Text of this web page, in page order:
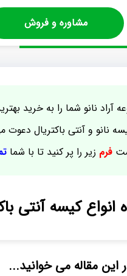
مشاوره و فروش
آراد نانو شما را به خرید
نانو و آنتی باکتریال دعوت
فرم زیر را پر کنید تا با شما
انواع کیسه آنتی
این مقاله می خوانید...